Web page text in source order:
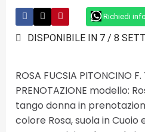
Richiedi
DISPONIBILE IN 7 / 8
ROSA FUCSIA PITONCINO
PRENOTAZIONE modello:
tango donna in
colore Rosa, suola in